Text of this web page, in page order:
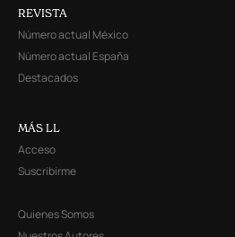
REVISTA
Número actual México
Número actual España
Destacados
MÁS LL
Acceso
Suscribirme
Quienes Somos